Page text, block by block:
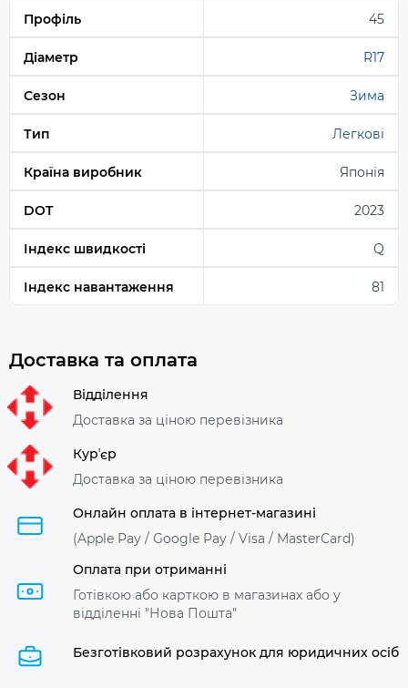
Профіль 45
Діаметр R17
Сезон Зима
Тип Легкові
Країна виробник Японія
DOT 2023
Індекс швидкості Q
Індекс навантаження 81
Доставка та оплата
Відділення
Доставка за ціною перевізника
Курʼєр
Доставка за ціною перевізника
Онлайн оплата в інтернет-магазині
(Apple Pay / Google Pay / Visa / MasterСard)
Оплата при отриманні
Готівкою або карткою в магазинах або у
відділенні "Нова Пошта"
Безготівковий розрахунок для юридичних осіб